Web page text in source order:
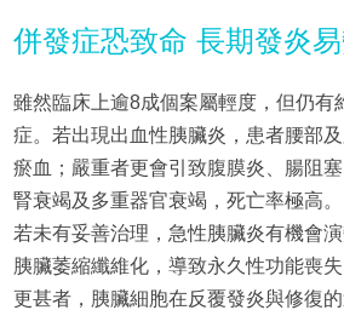
併發症恐致命 長期發炎
雖然臨床上逾8成個案屬輕度，但仍有
症。若出現出血性胰臟炎，患者腰部
瘀血；嚴重者更會引致腹膜炎、腸阻塞
腎衰竭及多重器官衰竭，死亡率極高。
若未有妥善治理，急性胰臟炎有機會
胰臟萎縮纖維化，導致永久性功能喪失
更甚者，胰臟細胞在反覆發炎與修復